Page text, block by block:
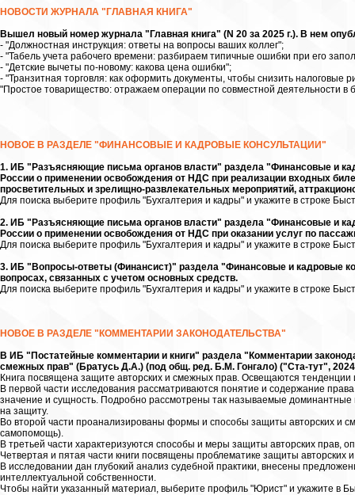
НОВОСТИ ЖУРНАЛА "ГЛАВНАЯ КНИГА"
Вышел новый номер журнала "Главная книга" (N 20 за 2025 г.). В нем
- "Должностная инструкция: ответы на вопросы ваших коллег";
- "Табель учета рабочего времени: разбираем типичные ошибки при его
- "Детские вычеты по-новому: какова цена ошибки";
- "Транзитная торговля: как оформить документы, чтобы снизить налоговые
"Простое товарищество: отражаем операции по совместной деятельности в
НОВОЕ В РАЗДЕЛЕ "ФИНАНСОВЫЕ И КАДРОВЫЕ КОНСУЛЬТАЦИИ"
1. ИБ "Разъясняющие письма органов власти" раздела "Финансовые и
России о применении освобождения от НДС при реализации входных
просветительных и зрелищно-развлекательных мероприятий,
Для поиска выберите профиль "Бухгалтерия и кадры" и укажите в строке
2. ИБ "Разъясняющие письма органов власти" раздела "Финансовые и
России о применении освобождения от НДС при оказании услуг по
Для поиска выберите профиль "Бухгалтерия и кадры" и укажите в строке
3. ИБ "Вопросы-ответы (Финансист)" раздела "Финансовые и кадровые
вопросах, связанных с учетом основных средств.
Для поиска выберите профиль "Бухгалтерия и кадры" и укажите в строке
НОВОЕ В РАЗДЕЛЕ "КОММЕНТАРИИ ЗАКОНОДАТЕЛЬСТВА"
В ИБ "Постатейные комментарии и книги" раздела "Комментарии
смежных прав" (Братусь Д.А.) (под общ. ред. Б.М. Гонгало) ("Ста-тут",
Книга посвящена защите авторских и смежных прав. Освещаются тенденции
В первой части исследования рассматриваются понятие и содержание
значение и сущность. Подробно рассмотрены так называемые
на защиту.
Во второй части проанализированы формы и способы защиты авторских и
самопомощь).
В третьей части характеризуются способы и меры защиты авторских прав,
Четвертая и пятая части книги посвящены проблематике защиты авторских
В исследовании дан глубокий анализ судебной практики, внесены
интеллектуальной собственности.
Чтобы найти указанный материал, выберите профиль "Юрист" и укажите в